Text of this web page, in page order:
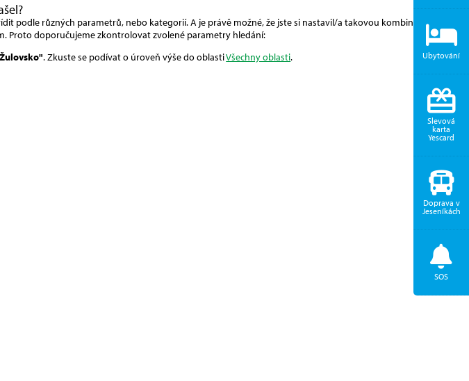
podle různých parametrů, nebo kategorií. A je právě možné, že jste si nastavil/a takovou kombinaci, pro
Proto doporučujeme zkontrolovat zvolené parametry hledání:
. Zkuste se podívat o úroveň výše do oblastiVšechny oblasti. Ubytování
Slevová
karta
Yescard
Doprava v
Jeseníkách
SOS